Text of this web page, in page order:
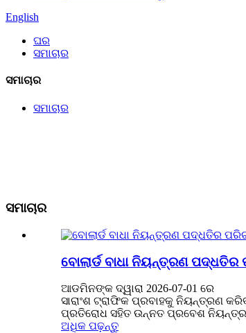
English
ଘର
ସମାଚାର
ସମାଚାର
ସମାଚାର
ସମାଚାର
ବୋଲାର୍ଡ ବାଧା ନିୟନ୍ତ୍ରଣ
ଆଡମିନଙ୍କ ଦ୍ୱାରା 2026-07-01 ରେ
ସାରାଂଶ ଟ୍ରାଫିକ ପ୍ରବାହକୁ ନିୟନ୍ତ୍ରଣ
ପ୍ରତିରୋଧ ସହିତ ଉନ୍ନତ ପ୍ରବେଶ
ଅଧିକ ପଢ଼ନ୍ତୁ